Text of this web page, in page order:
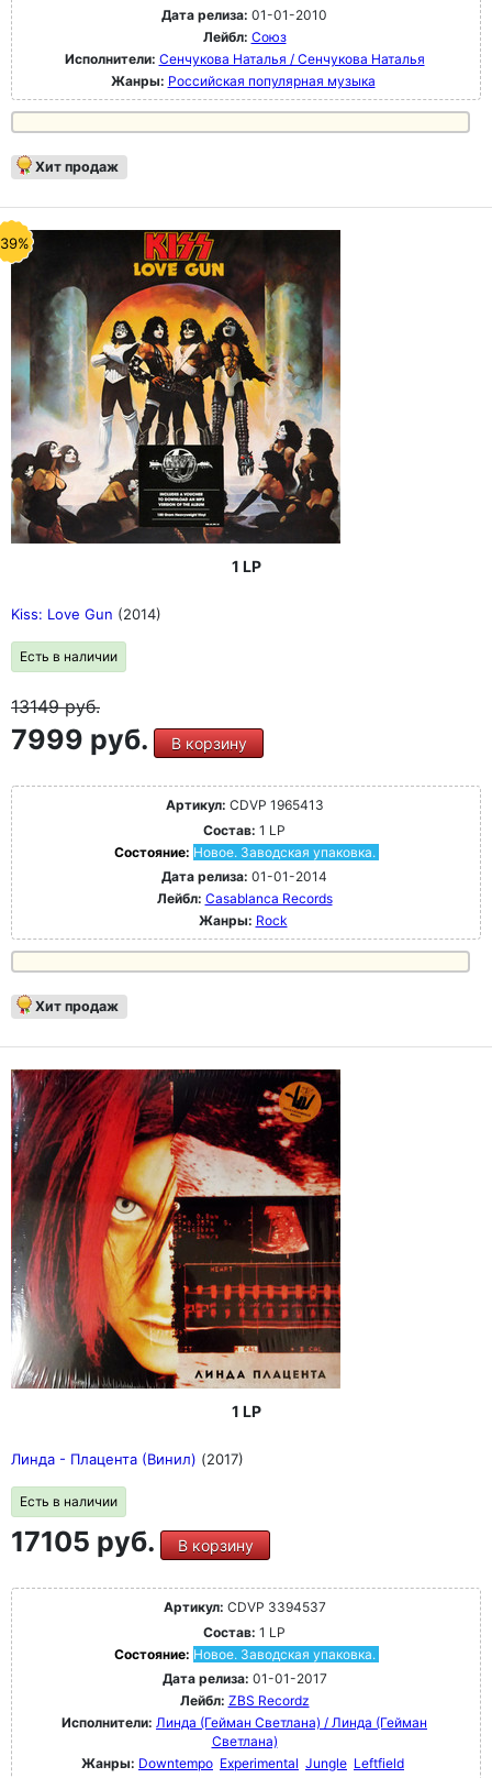
Дата релиза: 01-01-2010
Лейбл: Союз
Исполнители: Сенчукова Наталья / Сенчукова Наталья
Жанры: Российская популярная музыка
Хит продаж
1 LP
Kiss: Love Gun (2014)
Есть в наличии
13149руб.
7999 руб. В корзину
Артикул: CDVP 1965413
Состав: 1 LP
Состояние: Новое. Заводская упаковка.
Дата релиза: 01-01-2014
Лейбл: Casablanca Records
Жанры: Rock
Хит продаж
1 LP
Линда - Плацента (Винил) (2017)
Есть в наличии
17105 руб. В корзину
Артикул: CDVP 3394537
Состав: 1 LP
Состояние: Новое. Заводская упаковка.
Дата релиза: 01-01-2017
Лейбл: ZBS Recordz
Исполнители: Линда (Гейман Светлана) / Линда (Гейман
Светлана)
Жанры: Downtempo Experimental Jungle Leftfield